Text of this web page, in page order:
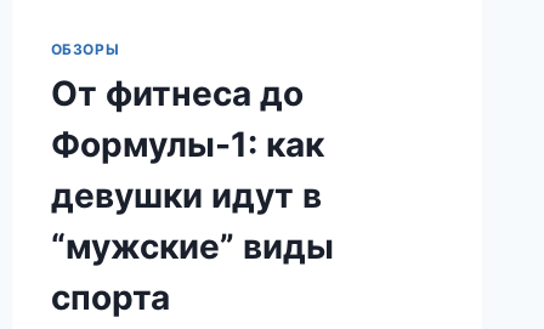
ОБЗОРЫ
От фитнеса до
Формулы-1: как
девушки идут в
“мужские” виды
спорта